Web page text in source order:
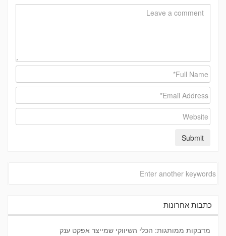
כתבות אחרונות
מדבקות ממותגות: הכלי השיווקי שמייצר אפקט ענק